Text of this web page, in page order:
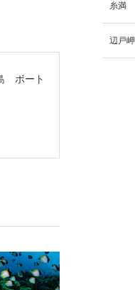
ボート
糸満
辺戸岬